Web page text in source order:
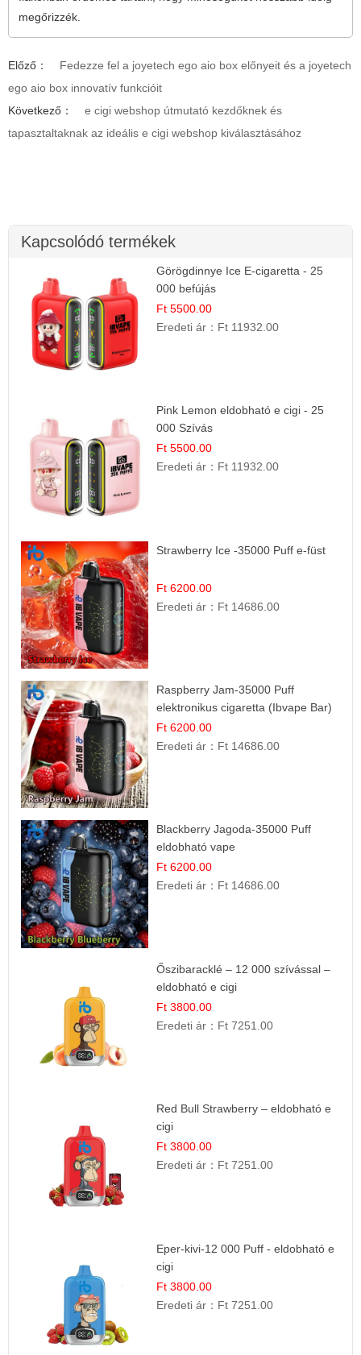
megőrizzék.
Előző：
Fedezze fel a joyetech ego aio box előnyeit és a joyetech
ego aio box innovatív funkcióit
Következő：
e cigi webshop útmutató kezdőknek és
tapasztaltaknak az ideális e cigi webshop kiválasztásához
Kapcsolódó termékek
Görögdinnye Ice E-cigaretta - 25
000 befújás
Ft 5500.00
Eredeti ár： Ft 11932.00
Pink Lemon eldobható e cigi - 25
000 Szívás
Ft 5500.00
Eredeti ár： Ft 11932.00
Strawberry Ice -35000 Puff e-füst
Ft 6200.00
Eredeti ár： Ft 14686.00
Raspberry Jam-35000 Puff
elektronikus cigaretta (Ibvape Bar)
Ft 6200.00
Eredeti ár： Ft 14686.00
Blackberry Jagoda-35000 Puff
eldobható vape
Ft 6200.00
Eredeti ár： Ft 14686.00
Őszibaracklé – 12 000 szívással –
eldobható e cigi
Ft 3800.00
Eredeti ár： Ft 7251.00
Red Bull Strawberry – eldobható e
cigi
Ft 3800.00
Eredeti ár： Ft 7251.00
Eper-kivi-12 000 Puff - eldobható e
cigi
Ft 3800.00
Eredeti ár： Ft 7251.00